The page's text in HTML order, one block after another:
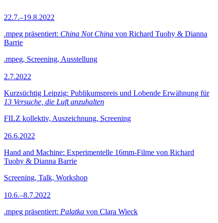
22.7.–19.8.2022
.mpeg präsentiert: China Not China von Richard Tuohy & Dianna
Barrie
.mpeg, Screening, Ausstellung
2.7.2022
Kurzsüchtig Leipzig: Publikumspreis und Lobende Erwähnung für
13 Versuche, die Luft anzuhalten
FILZ kollektiv, Auszeichnung, Screening
26.6.2022
Hand and Machine: Experimentelle 16mm-Filme von Richard
Tuohy & Dianna Barrie
Screening, Talk, Workshop
10.6.–8.7.2022
.mpeg präsentiert: Palatka von Clara Wieck